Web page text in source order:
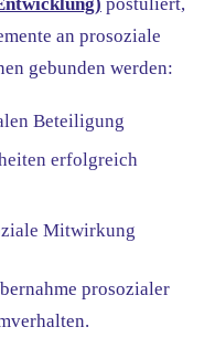
an prosoziale
gebunden werden:
Beteiligung
erfolgreich
Mitwirkung
prosozialer